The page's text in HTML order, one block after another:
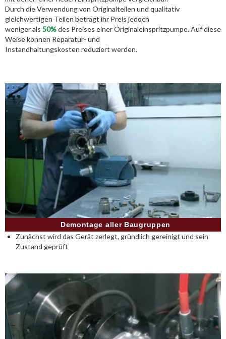
Durch die Verwendung von Originalteilen und qualitativ
gleichwertigen Teilen beträgt ihr Preis jedoch
weniger als 50%des Preises einer Originaleinspritzpumpe. Auf diese
Weise können Reparatur- und
Instandhaltungskosten reduziert werden.
Demontage aller Baugruppen
Zunächst wird das Gerät zerlegt, gründlich gereinigt und sein
Zustand geprüft